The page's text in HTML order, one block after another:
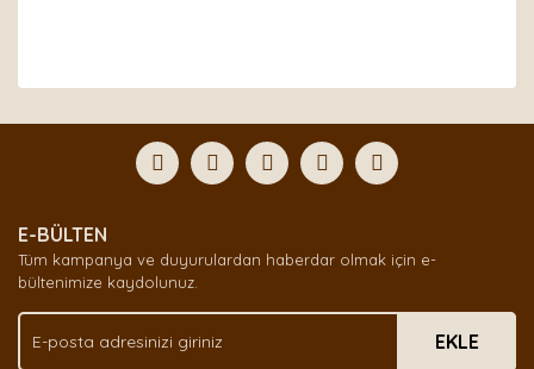
Yorum Yaz
formunu kullanarak tarafımıza iletebilirsiniz.
Görüş ve önerileriniz için teşekkür ederiz.
Ürün açıklamasında eksik bilgiler bulunuyor.
Ürün bilgilerinde hatalar bulunuyor.
Ürün fiyatı diğer sitelerden daha pahalı.
Bu ürüne benzer farklı alternatifler olmalı.
E-BÜLTEN
Tüm kampanya ve duyurulardan haberdar olmak için e-
bültenimize kaydolunuz.
EKLE